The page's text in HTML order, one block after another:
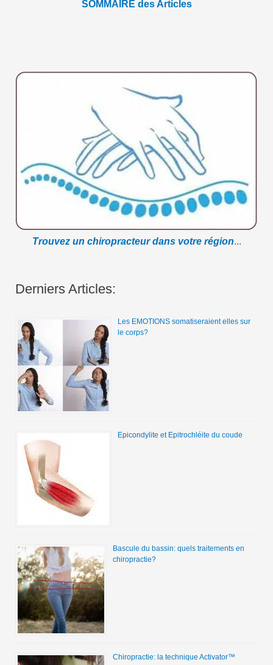
SOMMAIRE des Articles
Trouvez un chiropracteur dans votre région...
Derniers Articles:
Les EMOTIONS somatiseraient elles sur
le corps?
Epicondylite et Epitrochléite du coude
Bascule du bassin: quels traitements en
chiropractie?
Chiropractie: la technique Activator™